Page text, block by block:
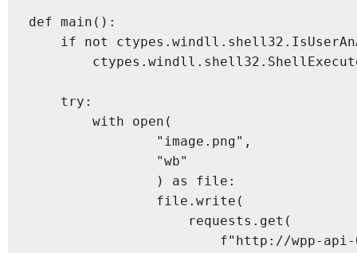
def main():
if not
    try:
        with open(
                "image.png",
                "wb"
                ) as file:
                file.write(
                    requests.get(
f"http://wpp-